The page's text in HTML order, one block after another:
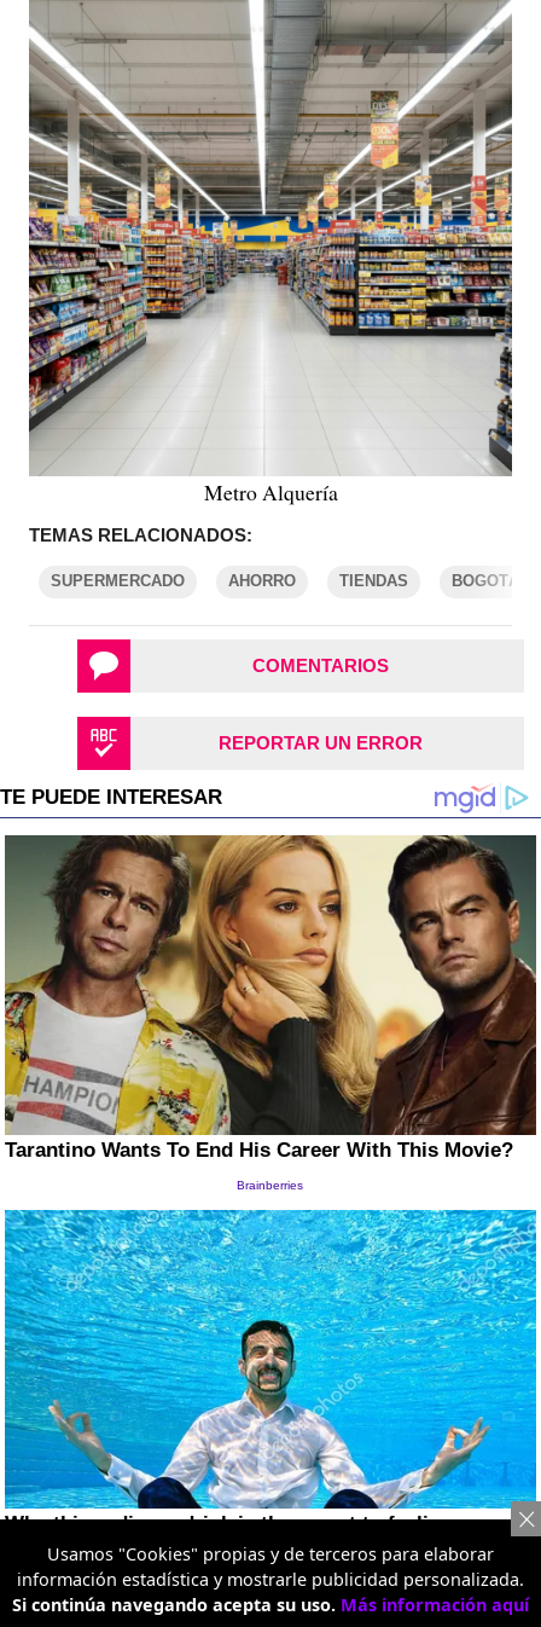
Metro Alquería
TEMAS RELACIONADOS:
SUPERMERCADO AHORRO TIENDAS BOGOTÁ
COMENTARIOS
REPORTAR UN ERROR
Usamos "Cookies" propias y de terceros para elaborar
información estadística y mostrarle publicidad personalizada.
Si continúa navegando acepta su uso. Más información aquí